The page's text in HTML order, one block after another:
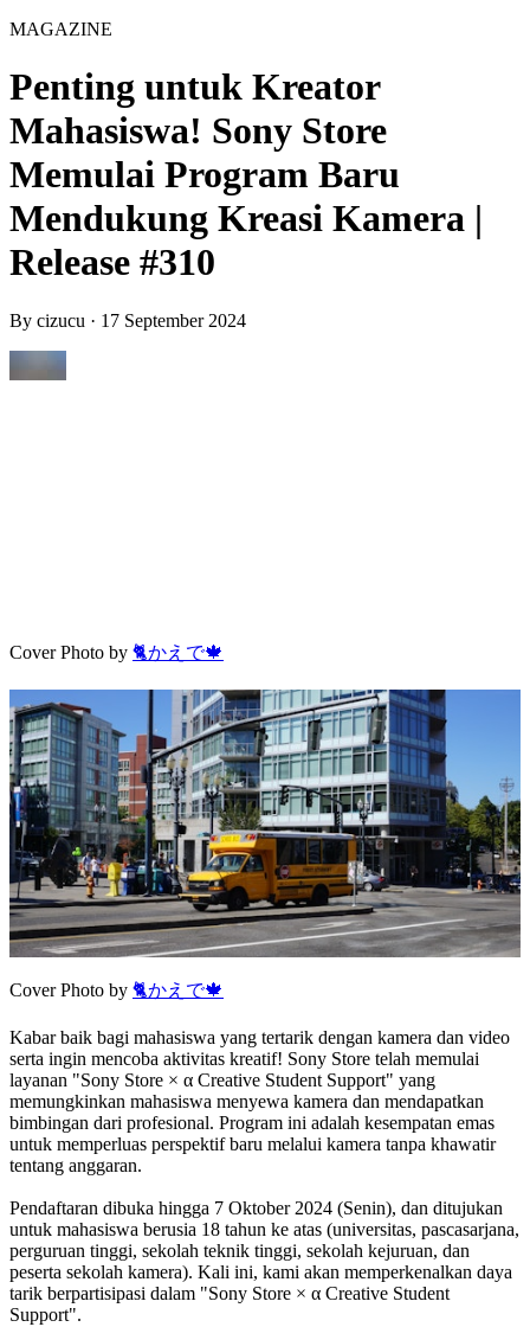
MAGAZINE
Penting untuk Kreator
Mahasiswa! Sony Store
Memulai Program Baru
Mendukung Kreasi Kamera |
Release #310
By cizucu · 17 September 2024
Cover Photo by 🐈かえで🍁
Cover Photo by 🐈かえで🍁
Kabar baik bagi mahasiswa yang tertarik dengan kamera dan video
serta ingin mencoba aktivitas kreatif! Sony Store telah memulai
layanan "Sony Store × α Creative Student Support" yang
memungkinkan mahasiswa menyewa kamera dan mendapatkan
bimbingan dari profesional. Program ini adalah kesempatan emas
untuk memperluas perspektif baru melalui kamera tanpa khawatir
tentang anggaran.
Pendaftaran dibuka hingga 7 Oktober 2024 (Senin), dan ditujukan
untuk mahasiswa berusia 18 tahun ke atas (universitas, pascasarjana,
perguruan tinggi, sekolah teknik tinggi, sekolah kejuruan, dan
peserta sekolah kamera). Kali ini, kami akan memperkenalkan daya
tarik berpartisipasi dalam "Sony Store × α Creative Student
Support".